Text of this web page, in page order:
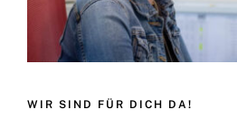
WIR SIND FÜR DICH DA!